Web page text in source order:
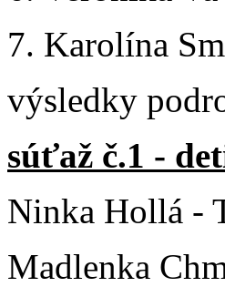
7. Karolína
výsledky
súťaž č.1 -
Ninka Hollá -
Madlenka